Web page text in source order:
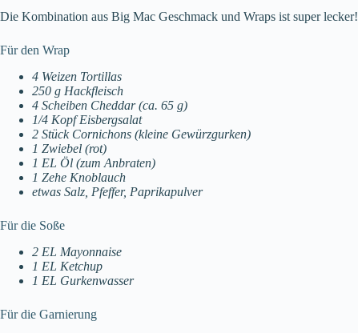
Die Kombination aus Big Mac Geschmack und Wraps ist super lecker!
Für den Wrap
4 Weizen Tortillas
250 g Hackfleisch
4 Scheiben Cheddar (ca. 65 g)
1/4 Kopf Eisbergsalat
2 Stück Cornichons (kleine Gewürzgurken)
1 Zwiebel (rot)
1 EL Öl (zum Anbraten)
1 Zehe Knoblauch
etwas Salz, Pfeffer, Paprikapulver
Für die Soße
2 EL Mayonnaise
1 EL Ketchup
1 EL Gurkenwasser
Für die Garnierung